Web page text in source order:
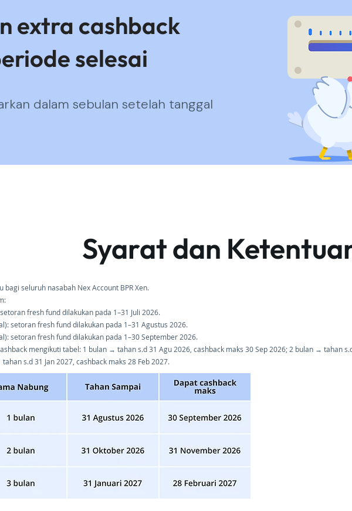
extra cashback
selesai
dalam sebulan setelah tanggal
Syarat dan
bagi seluruh nasabah Nex Account BPR Xen.
fresh fund dilakukan pada 1–31 Juli 2026.
setoran fresh fund dilakukan pada 1–31 Agustus 2026.
setoran fresh fund dilakukan pada 1–30 September 2026.
mengikuti tabel: 1 bulan → tahan s.d 31 Agu 2026, cashback maks 30 Sep 2026; 2 bulan → tahan
s.d 31 Jan 2027, cashback maks 28 Feb 2027.